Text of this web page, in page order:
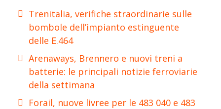
Trenitalia, verifiche straordinarie sulle
bombole dell’impianto estinguente
delle E.464
Arenaways, Brennero e nuovi treni a
batterie: le principali notizie ferroviarie
della settimana
Forail, nuove livree per le 483 040 e 483